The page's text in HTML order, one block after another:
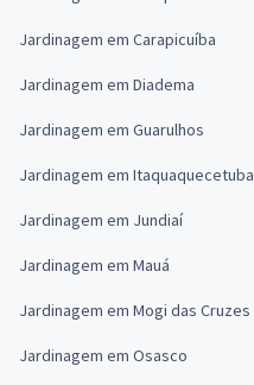
Jardinagem em Carapicuíba
Jardinagem em Diadema
Jardinagem em Guarulhos
Jardinagem em Itaquaquecetuba
Jardinagem em Jundiaí
Jardinagem em Mauá
Jardinagem em Mogi das Cruzes
Jardinagem em Osasco